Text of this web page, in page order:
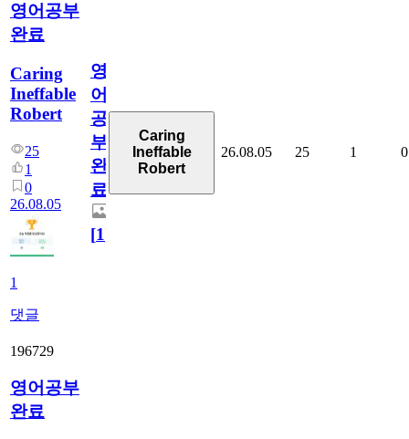
영어공부
완료
Caring
Ineffable
Robert
25
1
0
26.08.05
1
댓글
영
어
공
부
완
료
[1]
Caring
Ineffable
Robert
26.08.05 25 1 0
196729
영어공부
완료